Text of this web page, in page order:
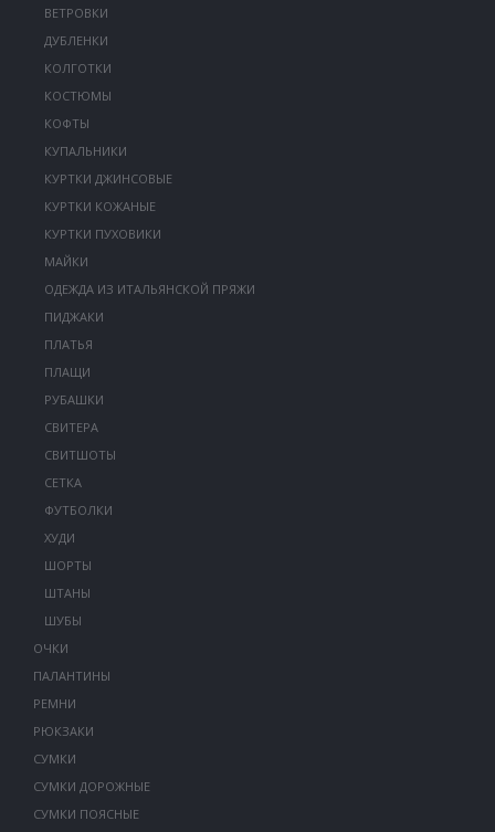
ВЕТРОВКИ
ДУБЛЕНКИ
КОЛГОТКИ
КОСТЮМЫ
КОФТЫ
КУПАЛЬНИКИ
КУРТКИ ДЖИНСОВЫЕ
КУРТКИ КОЖАНЫЕ
КУРТКИ ПУХОВИКИ
МАЙКИ
ОДЕЖДА ИЗ ИТАЛЬЯНСКОЙ ПРЯЖИ
ПИДЖАКИ
ПЛАТЬЯ
ПЛАЩИ
РУБАШКИ
СВИТЕРА
СВИТШОТЫ
СЕТКА
ФУТБОЛКИ
ХУДИ
ШОРТЫ
ШТАНЫ
ШУБЫ
ОЧКИ
ПАЛАНТИНЫ
РЕМНИ
РЮКЗАКИ
СУМКИ
СУМКИ ДОРОЖНЫЕ
СУМКИ ПОЯСНЫЕ